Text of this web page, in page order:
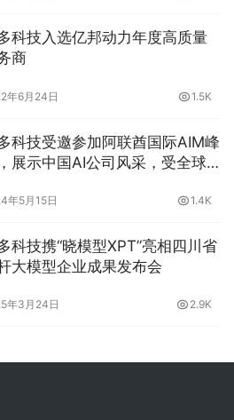
科技入选亿邦动力年度高质量
商
年6月24日 1.5K
科技受邀参加阿联酋国际AIM峰
展示中国AI公司风采，受全球
年5月15日 1.4K
科技携“晓模型XPT”亮相四川省
大模型企业成果发布会
年3月24日 2.9K